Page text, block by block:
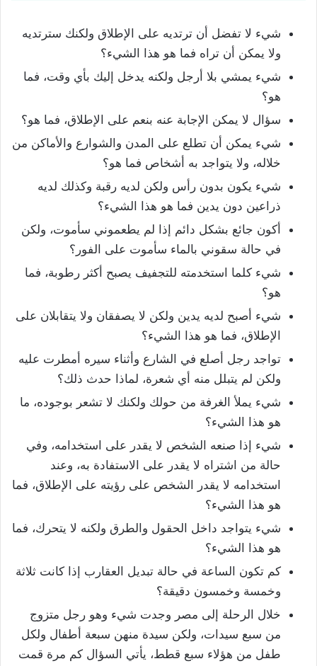
شيء لا تفضل أن ترتديه على الإطلاق ولكنك سترتديه
ولا يمكن أن تراه فما هو هذا الشيء؟
شيء يمشي بلا أرجل ولكنه يدخل إليك بأي وقت، فما
هو؟
سؤال لا يمكن الإجابة عنه بنعم على الإطلاق، فما هو؟
شيء يمكن أن تطلع على المدن والشوارع والأماكن من
خلاله، ولا يتواجد به أشخاص فما هو؟
شيء يكون بدون رأس ولكن لديه رقبة وكذلك لديه
ذراعين دون يدين فما هو هذا الشيء؟
أكون جائع بشكل دائم إذا لم يطعموني سأموت، ولكن
في حالة سقوني بالماء سأموت على الفور؟
شيء كلما استخدمته للتجفيف يصبح أكثر رطوبة، فما
هو؟
شيء أصبح لديه يدين ولكن لا يصفقان ولا يتقابلان على
الإطلاق، فما هو هذا الشيء؟
تواجد رجل أصلع في الشارع وأثناء سيره أمطرت عليه
ولكن لم يتبلل منه أي شعرة، لماذا حدث ذلك؟
شيء يملأ الغرفة من حولك ولكنك لا تشعر بوجوده، ما
هو هذا الشيء؟
شيء إذا صنعه الشخص لا يقدر على استخدامه، وفي
حالة من اشتراه لا يقدر على الاستفادة به، وعند
استخدامه لا يقدر الشخص على رؤيته على الإطلاق، فما
هو هذا الشيء؟
شيء يتواجد داخل الحقول والطرق ولكنه لا يتحرك، فما
هو هذا الشيء؟
كم تكون الساعة في حالة تبديل العقارب إذا كانت ثلاثة
وخمسة وخمسون دقيقة؟
خلال الرحلة إلى مصر وجدت شيء وهو رجل متزوج
من سبع سيدات، ولكن سيدة منهن سبعة أطفال ولكل
طفل من هؤلاء سبع قطط، يأتي السؤال كم مرة قمت